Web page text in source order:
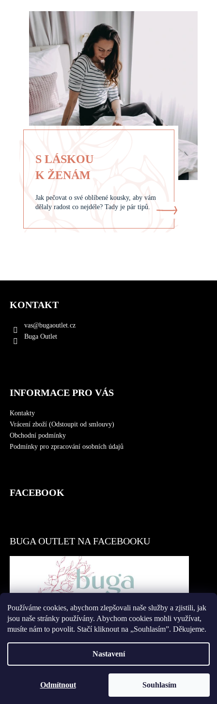
Používáme cookies, abychom zlepšovali naše služby a zjistili, jak
jsou naše stránky používány. Abychom cookies mohli využívat,
musíte nám to povolit. Stačí kliknout na „Souhlasím”. Děkujeme.
Nastavení
Odmítnout Souhlasím
S LÁSKOU
K ŽENÁM
Jak pečovat o své oblíbené kousky, aby vám
dělaly radost co nejdéle? Tady je pár tipů.
Z
KONTAKT
vas@bugaoutlet.cz
Buga Outlet
INFORMACE PRO VÁS
Kontakty
Vrácení zboží (Odstoupit od smlouvy)
Obchodní podmínky
Podmínky pro zpracování osobních údajů
FACEBOOK
BUGA OUTLET NA FACEBOOKU
Přidat se
Copyright 2026Buga Outlet . Všechna práva vyhrazena.